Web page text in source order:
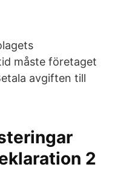
måste företaget
avgiften till
2